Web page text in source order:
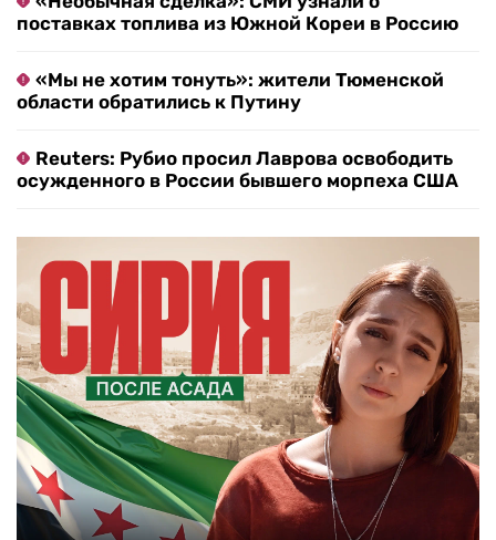
поставках топлива из Южной Кореи в Россию
«Мы не хотим тонуть»: жители Тюменской
области обратились к Путину
Reuters: Рубио просил Лаврова освободить
осужденного в России бывшего морпеха США